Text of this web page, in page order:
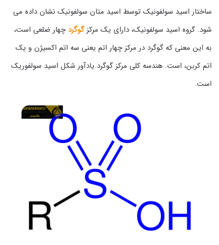
ساختار اسید سولفونیک توسط اسید متان سولفونیک نشان داده می
شود. گروه اسید سولفونیک، دارای یک مرکزگوگرد چهار ضلعی است،
به این معنی که گوگرد در مرکز چهار اتم یعنی سه اتم اکسیژن و یک
اتم کربن، است. هندسه کلی مرکز گوگرد یادآور شکل اسید سولفوریک
است.